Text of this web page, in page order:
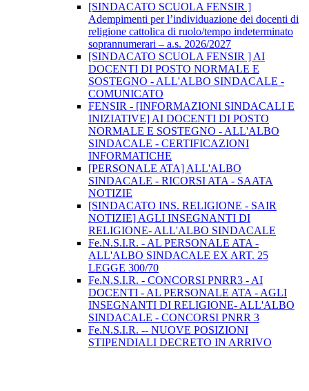
[SINDACATO SCUOLA FENSIR ]
Adempimenti per l’individuazione dei docenti di
religione cattolica di ruolo/tempo indeterminato
soprannumerari – a.s. 2026/2027
[SINDACATO SCUOLA FENSIR ] AI
DOCENTI DI POSTO NORMALE E
SOSTEGNO - ALL'ALBO SINDACALE -
COMUNICATO
FENSIR - [INFORMAZIONI SINDACALI E
INIZIATIVE] AI DOCENTI DI POSTO
NORMALE E SOSTEGNO - ALL'ALBO
SINDACALE - CERTIFICAZIONI
INFORMATICHE
[PERSONALE ATA] ALL'ALBO
SINDACALE - RICORSI ATA - SAATA
NOTIZIE
[SINDACATO INS. RELIGIONE - SAIR
NOTIZIE] AGLI INSEGNANTI DI
RELIGIONE- ALL'ALBO SINDACALE
Fe.N.S.I.R. - AL PERSONALE ATA -
ALL'ALBO SINDACALE EX ART. 25
LEGGE 300/70
Fe.N.S.I.R. - CONCORSI PNRR3 - AI
DOCENTI - AL PERSONALE ATA - AGLI
INSEGNANTI DI RELIGIONE- ALL'ALBO
SINDACALE - CONCORSI PNRR 3
Fe.N.S.I.R. -- NUOVE POSIZIONI
STIPENDIALI DECRETO IN ARRIVO